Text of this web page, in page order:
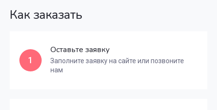
Как заказать
1
Оставьте заявку
Заполните заявку на сайте или позвоните
нам